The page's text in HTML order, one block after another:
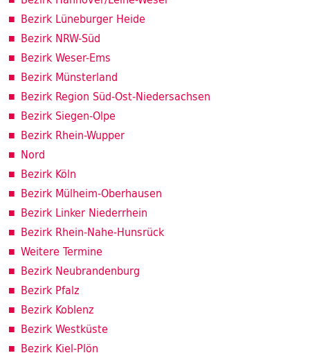
Bezirk Lüneburger Heide
Bezirk NRW-Süd
Bezirk Weser-Ems
Bezirk Münsterland
Bezirk Region Süd-Ost-Niedersachsen
Bezirk Siegen-Olpe
Bezirk Rhein-Wupper
Nord
Bezirk Köln
Bezirk Mülheim-Oberhausen
Bezirk Linker Niederrhein
Bezirk Rhein-Nahe-Hunsrück
Weitere Termine
Bezirk Neubrandenburg
Bezirk Pfalz
Bezirk Koblenz
Bezirk Westküste
Bezirk Kiel-Plön